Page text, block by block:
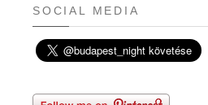
SOCIAL MEDIA